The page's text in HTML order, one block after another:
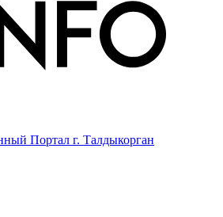
Портал г. Талдыкорган